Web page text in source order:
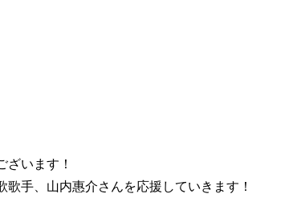
ざいます！
歌手、山内惠介さんを応援していきます！